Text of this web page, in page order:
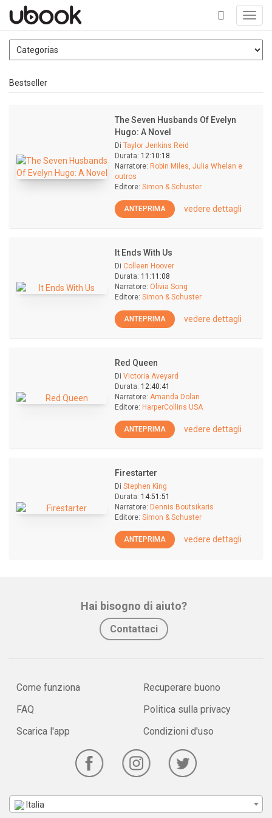
+
Bestseller
The Seven Husbands Of Evelyn
Hugo: A Novel
Di Taylor Jenkins Reid
Durata: 12:10:18
Narratore: Robin Miles, Julia Whelan e
outros
Editore: Simon & Schuster
ANTEPRIMA vedere dettagli
It Ends With Us
Di Colleen Hoover
Durata: 11:11:08
Narratore: Olivia Song
Editore: Simon & Schuster
ANTEPRIMA vedere dettagli
Red Queen
Di Victoria Aveyard
Durata: 12:40:41
Narratore: Amanda Dolan
Editore: HarperCollins USA
ANTEPRIMA vedere dettagli
Firestarter
Di Stephen King
Durata: 14:51:51
Narratore: Dennis Boutsikaris
Editore: Simon & Schuster
ANTEPRIMA vedere dettagli
Hai bisogno di aiuto?
Contattaci
Come funziona
FAQ
Scarica l'app
Recuperare buono
Politica sulla privacy
Condizioni d'uso
Italia